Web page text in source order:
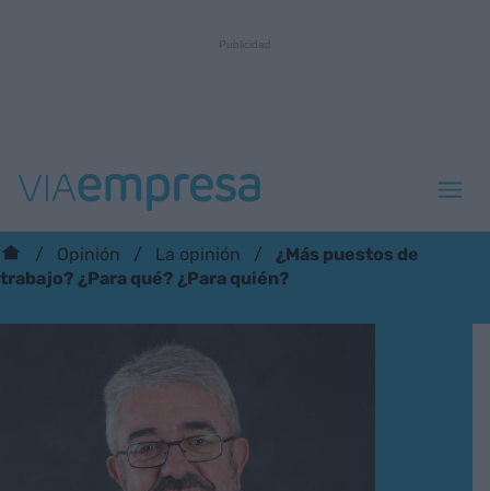
Opinión La opinión
¿Más puestos de
trabajo? ¿Para qué? ¿Para quién?